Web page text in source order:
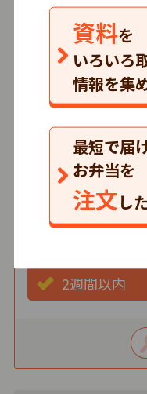
資料を
いろいろ
情報を集
最短で届
お弁当を
注文し
朝
500円以下
751円以上
最短お届け日
2週間以内